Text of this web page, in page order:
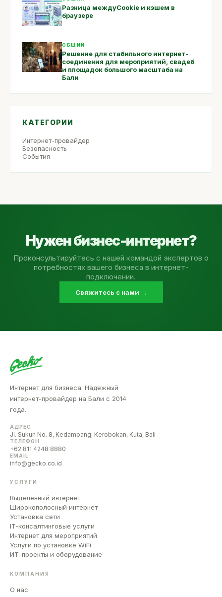
Разница междуCookie и кэшем в
браузере
ОБЩИЙ
Решение для стабильного интернет-
соединения для мероприятий, свадеб
и площадок большого масштаба на
Бали
КАТЕГОРИИ
Интернет-провайдер
Безопасность
События
Нужен бизнес-интернет?
Проконсультируйтесь с нашей командой экспертов о
потребностях вашего бизнеса в интернет-
подключении.
Свяжитесь с нами →
Интернет для бизнеса. Надежный
интернет-провайдер на Бали с 2014
года.
АДРЕС
Jl. Sukun No. 8, Kedampang, Kerobokan, Kuta, Bali
ТЕЛЕФОН
+62 811 4248 8880
EMAIL
info@gecko.co.id
УСЛУГИ
Выделенный интернет
Широкополосный интернет
Установка сети
IT-консалтинговые услуги
Интернет для мероприятий
Услуги по установке WiFi
ИТ-проекты и оборудование
КОМПАНИЯ
О нас